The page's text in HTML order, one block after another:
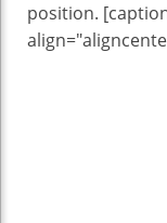
position.